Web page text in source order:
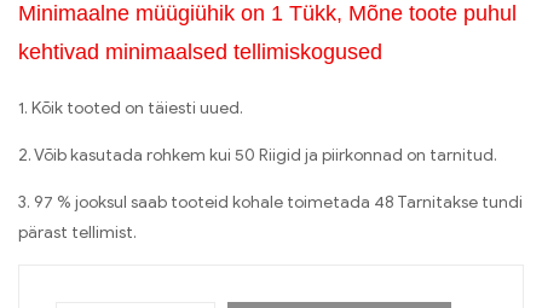
Minimaalne müügiühik on 1 Tükk, Mõne toote puhul
kehtivad minimaalsed tellimiskogused
1. Kõik tooted on täiesti uued.
2. Võib kasutada rohkem kui 50 Riigid ja piirkonnad on tarnitud.
3. 97 % jooksul saab tooteid kohale toimetada 48 Tarnitakse tundi
pärast tellimist.